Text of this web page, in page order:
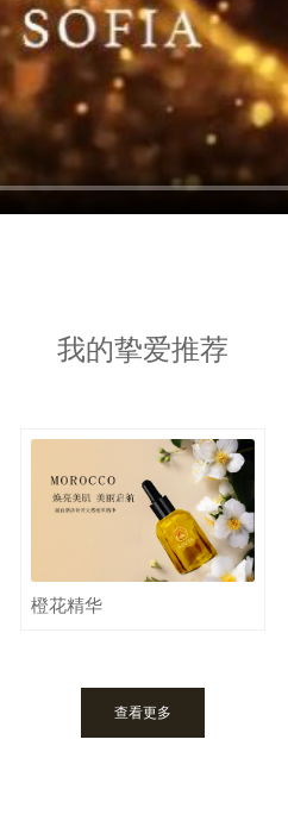
我的挚爱推荐
橙花精华
查看更多